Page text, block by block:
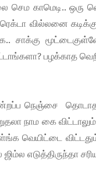
காமெடி.. ஒரு
வில்லனை
பழக்காத
நெஞ்சை தொடாத
நாம கை
வெயிட்டை
எடுத்திருந்தா